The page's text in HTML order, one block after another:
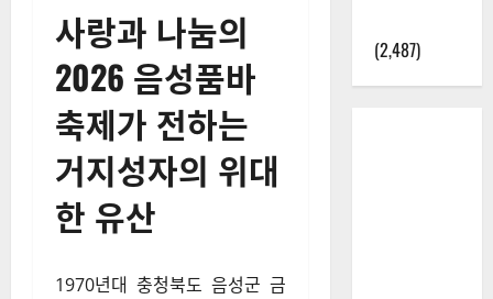
사랑과 나눔의
2026 음성품바
축제가 전하는
거지성자의 위대
한 유산
1970년대 충청북도 음성군 금
(2,487)